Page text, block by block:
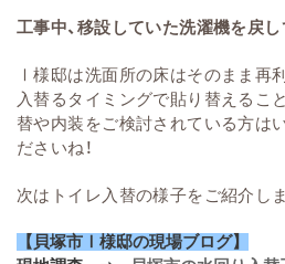
工事中、移設していた洗濯機を戻し
Ⅰ様邸は洗面所の床はそのまま再
入替るタイミングで貼り替えるこ
替や内装をご検討されている方は
ださいね！
次はトイレ入替の様子をご紹介しま
【貝塚市Ⅰ様邸の現場ブログ】